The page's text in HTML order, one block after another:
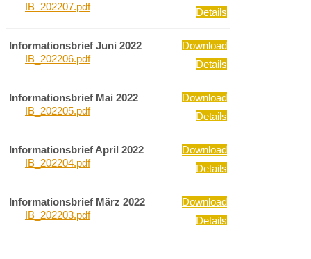
IB_202207.pdf
Details
Informationsbrief Juni 2022
IB_202206.pdf
Download
Details
Informationsbrief Mai 2022
IB_202205.pdf
Download
Details
Informationsbrief April 2022
IB_202204.pdf
Download
Details
Informationsbrief März 2022
IB_202203.pdf
Download
Details